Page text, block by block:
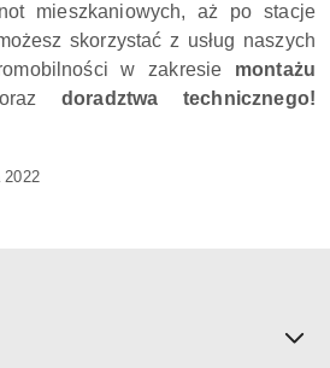
mieszkaniowych, aż po stacje
skorzystać z usług naszych
w zakresie montażu
doradztwa technicznego!
2022